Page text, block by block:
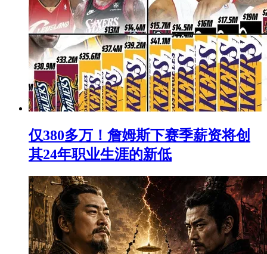
仅380多万！詹姆斯下赛季薪资将创
其24年职业生涯的新低